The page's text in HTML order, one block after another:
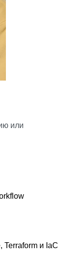
или
Terraform и IaC